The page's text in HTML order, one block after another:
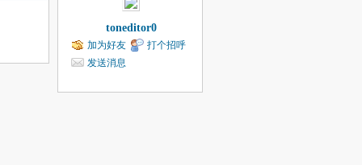
toneditor0
加为好友
打个招呼
发送消息